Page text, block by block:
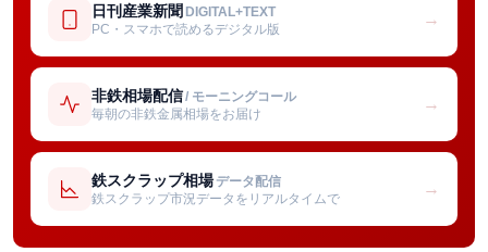
日刊産業新聞 DIGITAL+TEXT
PC・スマホで読めるデジタル版
→
非鉄相場配信/ モーニングコール
毎朝の非鉄金属相場をお届け
→
鉄スクラップ相場 データ配信
鉄スクラップ市況データをリアルタイムで
→